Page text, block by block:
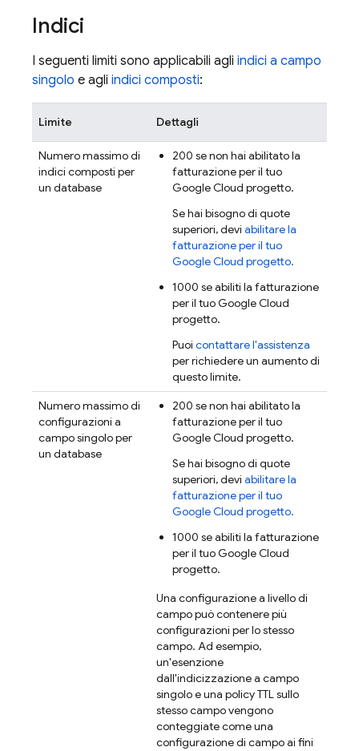
Indici
I seguenti limiti sono applicabili agli indici a campo
singolo e agli indici composti:
Limite Dettagli
Numero massimo di
indici composti per
un database
200 se non hai abilitato la
fatturazione per il tuo
Google Cloud progetto.
Se hai bisogno di quote
superiori, devi abilitare la
fatturazione per il tuo
Google Cloud progetto.
1000 se abiliti la fatturazione
per il tuoGoogle Cloud
progetto.
Puoi contattare l'assistenza
per richiedere un aumento di
questo limite.
Numero massimo di
configurazioni a
campo singolo per
un database
200 se non hai abilitato la
fatturazione per il tuo
Google Cloud progetto.
Se hai bisogno di quote
superiori, devi abilitare la
fatturazione per il tuo
Google Cloud progetto.
1000 se abiliti la fatturazione
per il tuoGoogle Cloud
progetto.
Una configurazione a livello di
campo può contenere più
configurazioni per lo stesso
campo. Ad esempio,
un'esenzione
dall'indicizzazione a campo
singolo e una policy TTL sullo
stesso campo vengono
conteggiate come una
configurazione di campo ai fini